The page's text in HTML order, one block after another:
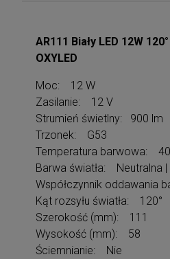
AR111 Biały LED 12W
OXYLED
Moc: 12 W
Zasilanie: 12 V
Strumień świetlny: 900 lm
Trzonek: G53
Temperatura barwowa:
Barwa światła: Neutralna |
Współczynnik oddawania
Kąt rozsyłu światła: 120°
Szerokość (mm): 111
Wysokość (mm): 58
Ściemnianie: Nie